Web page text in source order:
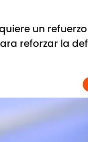
un
reforzar la